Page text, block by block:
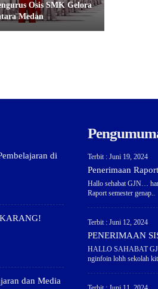
Osis SMK Gelora
Medan
di
dan Media
Terbit : Juni 19, 2024
Penerimaan Raport
Hallo sehabat GJN…
Raport semester genap..
Terbit : Juni 12, 2024
PENERIMAAN
HALLO SAHABAT
nginfoin lohh sekolah